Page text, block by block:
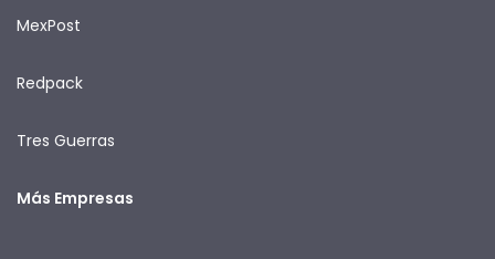
MexPost
Redpack
Tres Guerras
Más Empresas